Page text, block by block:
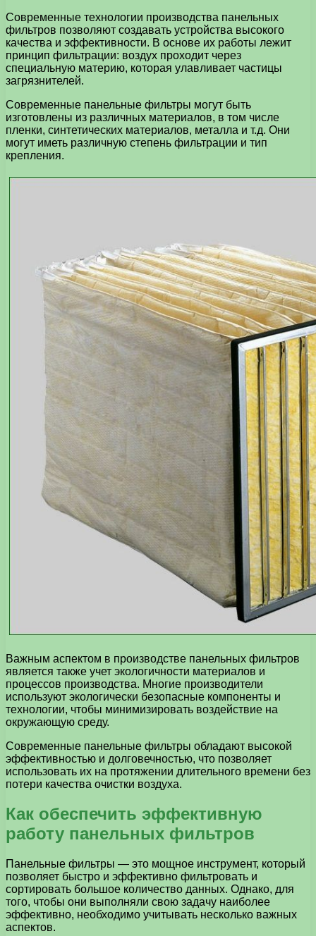
Современные технологии производства панельных
фильтров позволяют создавать устройства высокого
качества и эффективности. В основе их работы лежит
принцип фильтрации: воздух проходит через
специальную материю, которая улавливает частицы
загрязнителей.
Современные панельные фильтры могут быть
изготовлены из различных материалов, в том числе
пленки, синтетических материалов, металла и т.д. Они
могут иметь различную степень фильтрации и тип
крепления.
Важным аспектом в производстве панельных фильтров
является также учет экологичности материалов и
процессов производства. Многие производители
используют экологически безопасные компоненты и
технологии, чтобы минимизировать воздействие на
окружающую среду.
Современные панельные фильтры обладают высокой
эффективностью и долговечностью, что позволяет
использовать их на протяжении длительного времени без
потери качества очистки воздуха.
Как обеспечить эффективную
работу панельных фильтров
Панельные фильтры — это мощное инструмент, который
позволяет быстро и эффективно фильтровать и
сортировать большое количество данных. Однако, для
того, чтобы они выполняли свою задачу наиболее
эффективно, необходимо учитывать несколько важных
аспектов.